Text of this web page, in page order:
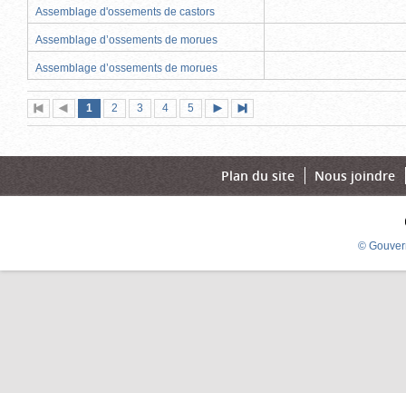
Assemblage d'ossements de castors
Assemblage d’ossements de morues
Assemblage d’ossements de morues
Première
page
Page
précédente
Page
1 (page
actuelle)
Page
2 Page
3 Page
4 Page
5
suivante
page
Plan du site Nous joindre
©